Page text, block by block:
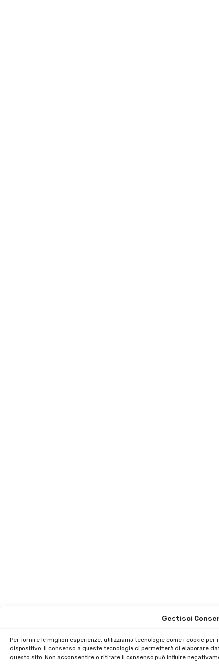
Gestisci
Per fornire le migliori esperienze, utilizziamo tecnologie come i cookie
dispositivo. Il consenso a queste tecnologie ci permetterà di elaborare
questo sito. Non acconsentire o ritirare il consenso può influire